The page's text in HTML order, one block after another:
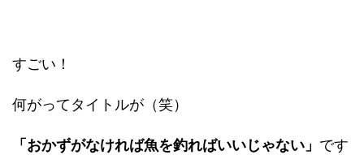
すごい！
何がってタイトルが（笑）
「おかずがなければ魚を釣ればいいじゃない」 です